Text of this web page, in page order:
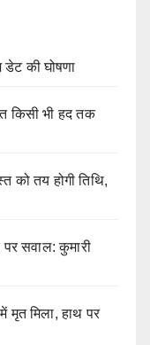
डेट की घोषणा
किसी भी हद तक
को तय होगी तिथि,
सवाल: कुमारी
मृत मिला, हाथ पर